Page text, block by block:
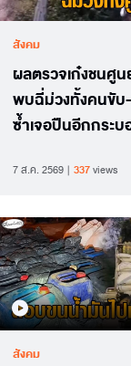
สังคม
ผลตรวจเก๋งชนศูน
พบฉี่ม่วงทั้งคนขั
ซ้ำเจอปืนอีกกระบ
7 ส.ค. 2569 337views
สังคม